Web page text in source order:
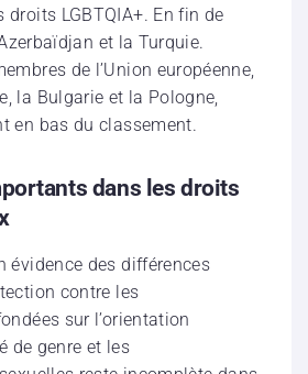
droits LGBTQIA+. En fin de
et la Turquie.
de l’Union européenne,
la Bulgarie et la Pologne,
en bas du classement.
dans les droits
évidence des différences
contre les
sur l’orientation
de genre et les